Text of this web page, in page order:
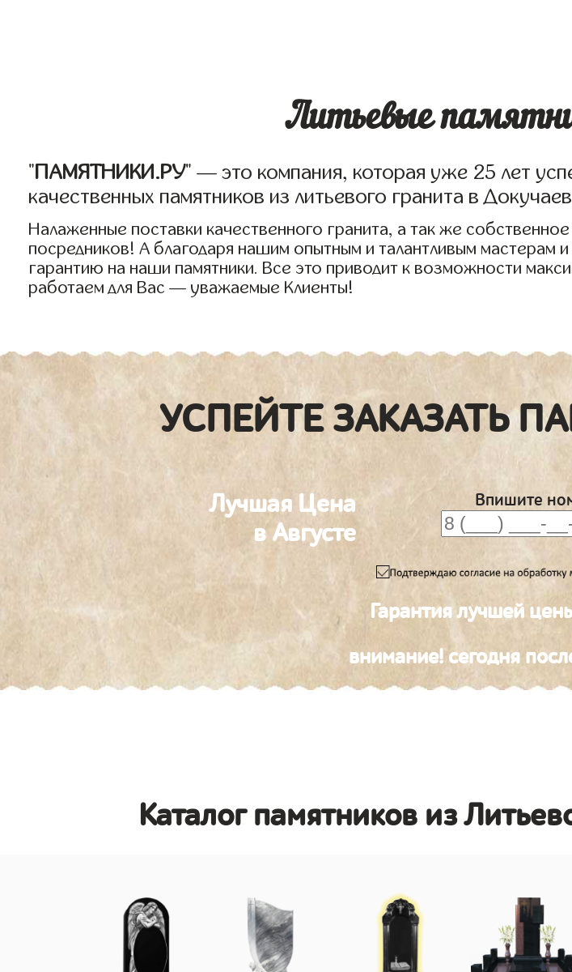
Литьевые
"ПАМЯТНИКИ.РУ" — это компания, которая уже 25 лет
качественных памятников из литьевого гранита в
Налаженные поставки качественного гранита, а так же
посредников! А благодаря нашим опытным и талантливым
гарантию на наши памятники. Все это приводит к возможности
работаем для Вас — уважаемые Клиенты!
УСПЕЙТЕ ЗАКАЗАТЬ
Лучшая Цена
в Августе
Впишите
Гарантия лучшей
внимание! сегодня
Каталог памятников из